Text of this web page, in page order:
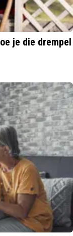
je die drempel